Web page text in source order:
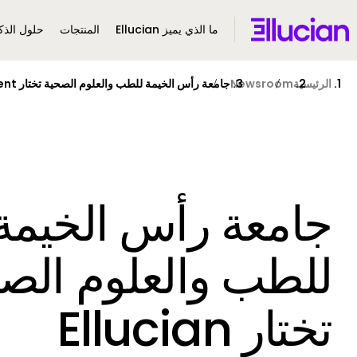
Ellucianما الذي يميز Ellucian المنتجات حلول
الرئيسيةNewsroomجامعة رأس الخيمة للطب والعلوم الصحية تختار Ellucian Student لتعزيز التحول الرقمي وتحسين تجربة الطلاب
جامعة رأس
للطب والعلوم
تختار Ellucian